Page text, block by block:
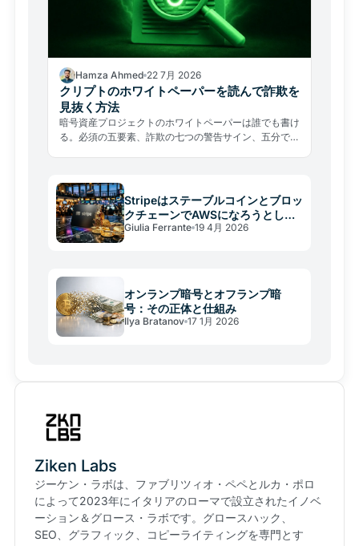
Hamza Ahmed 22 7月 2026
クリプトのホワイトペーパーを読んで詐欺を
見抜く方法
暗号資産プロジェクトのホワイトペーパーは誰でも書け
る。必須の五要素、詐欺の七つの警告サイン、五分でで
Stripeはステーブルコインとブロッ
クチェーンでAWSになろうとして
いる
Giulia Ferrante 19 4月 2026
オンランプ暗号とオフランプ暗
号：その正体と仕組み
Ilya Bratanov 17 1月 2026
Ziken Labs
ジーケン・ラボは、ファブリツィオ・ペペとルカ・ポロ
によって2023年にイタリアのローマで設立されたイノベ
ーション＆グロース・ラボです。グロースハック、
SEO、グラフィック、コピーライティングを専門とす